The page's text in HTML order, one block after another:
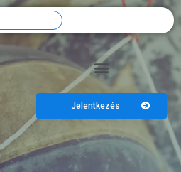
Jelentkezés